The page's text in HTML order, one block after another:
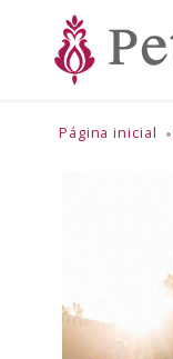
Página inicial